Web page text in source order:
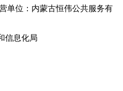
单位：内蒙古恒伟公共服务有
信息化局